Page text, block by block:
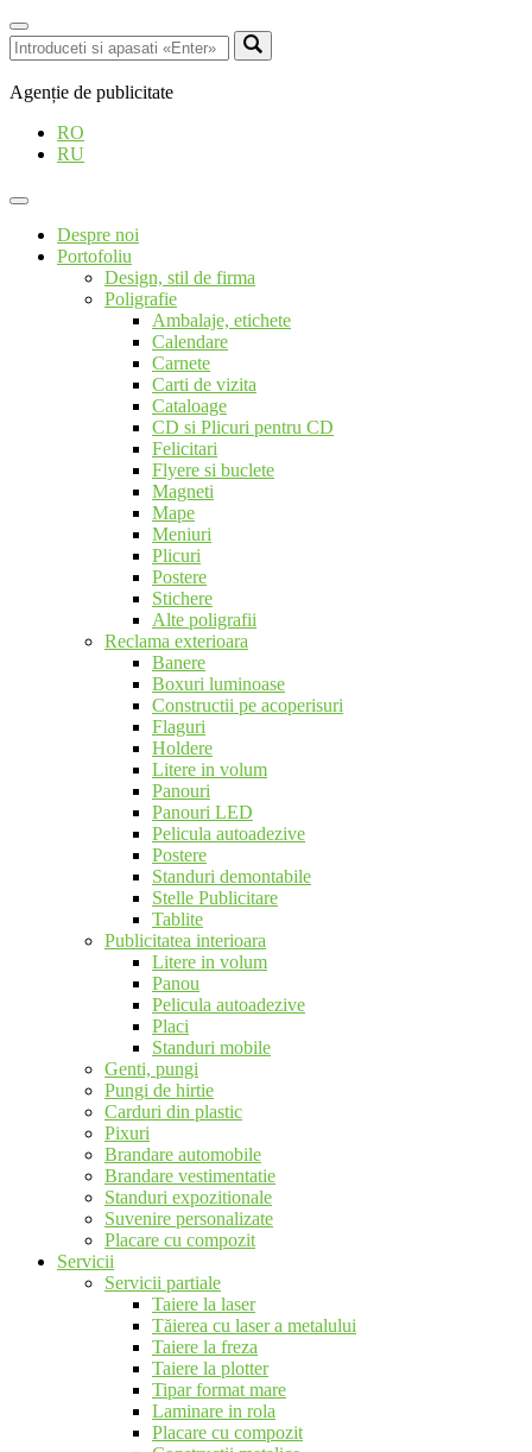
Agenție de publicitate
RO
RU
Despre noi
Portofoliu
Design, stil de firma
Poligrafie
Ambalaje, etichete
Calendare
Carnete
Carti de vizita
Cataloage
CD si Plicuri pentru CD
Felicitari
Flyere si buclete
Magneti
Mape
Meniuri
Plicuri
Postere
Stichere
Alte poligrafii
Reclama exterioara
Banere
Boxuri luminoase
Constructii pe acoperisuri
Flaguri
Holdere
Litere in volum
Panouri
Panouri LED
Pelicula autoadezive
Postere
Standuri demontabile
Stelle Publicitare
Tablite
Publicitatea interioara
Litere in volum
Panou
Pelicula autoadezive
Placi
Standuri mobile
Genti, pungi
Pungi de hirtie
Carduri din plastic
Pixuri
Brandare automobile
Brandare vestimentatie
Standuri expozitionale
Suvenire personalizate
Placare cu compozit
Servicii
Servicii partiale
Taiere la laser
Tăierea cu laser a metalului
Taiere la freza
Taiere la plotter
Tipar format mare
Laminare in rola
Placare cu compozit